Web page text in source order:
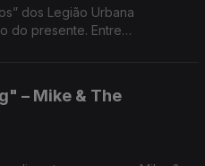
dos Legião Urbana
do presente. Entre
– Mike & The